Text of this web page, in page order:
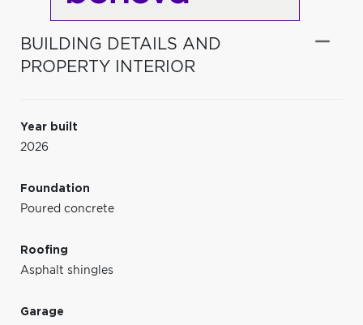
BUILDING DETAILS AND
PROPERTY INTERIOR
Year built
2026
Foundation
Poured concrete
Roofing
Asphalt shingles
Garage